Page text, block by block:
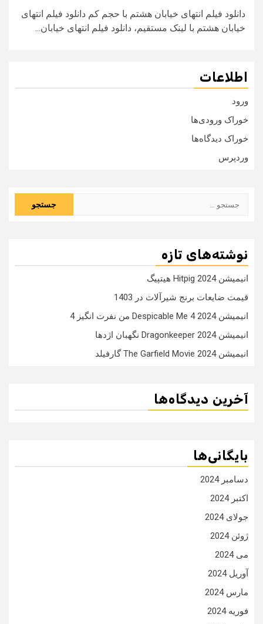
دانلود فیلم انتهای خیابان هشتم با حجم کم دانلود فیلم انتهای
خیابان هشتم با لینک مستقیم، دانلود فیلم انتهای خیابان...
اطلاعات
ورود
خوراک ورودی‌ها
خوراک دیدگاه‌ها
وردپرس
نوشته‌های تازه
انیمیشن Hitpig 2024 هیتپیگ
قیمت ضایعات برنج شیرآلات در 1403
انیمیشن Despicable Me 4 2024 من نفرت انگیز 4
انیمیشن Dragonkeeper 2024 نگهبان اژدها
انیمیشن The Garfield Movie 2024 گارفیلد
آخرین دیدگاه‌ها
بایگانی‌ها
دسامبر 2024
اکتبر 2024
جولای 2024
ژوئن 2024
می 2024
آوریل 2024
مارس 2024
فوریه 2024